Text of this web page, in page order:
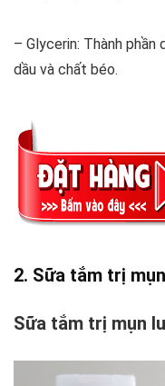
– Glycerin: Thành
dầu và chất béo.
2. Sữa tắm trị
Sữa tắm trị mụn